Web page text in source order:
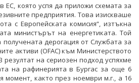
ЕС, която успя да приложи схемата за
предприятия. Това изискваше
с Европейската комисия“, изтъкна
министърът на енергетиката. Той
дерогация от Службата за
активи (OFAC) към Министерството
на сериозен подход успяхме
на рафинерията в Бургас за още 6
момент, както през ноември м.г., а 16